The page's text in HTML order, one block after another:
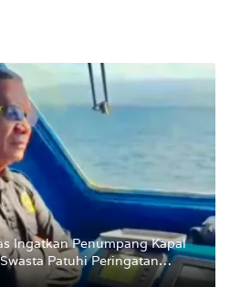
Ingatkan Penumpang Kapal
Patuhi Peringatan